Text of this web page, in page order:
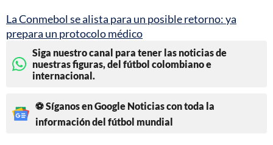
La Conmebol se alista para un posible retorno: ya
prepara un protocolo médico
Siga nuestro canal para tener las noticias de
nuestras figuras, del fútbol colombiano e
internacional.
⚽ Síganos en Google Noticias con toda la
información del fútbol mundial